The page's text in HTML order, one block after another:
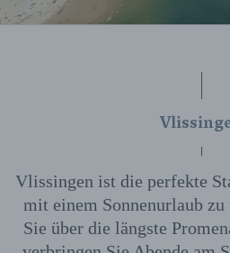
Vlissingen ist die perfekte
mit einem Sonnenurlaub
Sie über die längste